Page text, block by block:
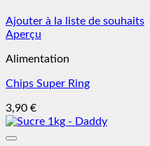
Ajouter à la liste de souhaits
Aperçu
Alimentation
Chips Super Ring
3,90 €